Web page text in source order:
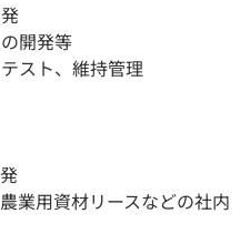
開発等
スト、維持管理
業用資材リースなどの社内